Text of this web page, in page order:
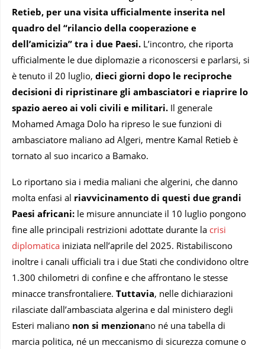
Retieb, per una visita ufficialmente inserita nel
quadro del “rilancio della cooperazione e
dell’amicizia” tra i due Paesi. L’incontro, che riporta
ufficialmente le due diplomazie a riconoscersi e parlarsi, si
è tenuto il 20 luglio, dieci giorni dopo le reciproche
decisioni di ripristinare gli ambasciatori e riaprire lo
spazio aereo ai voli civili e militari. Il generale
Mohamed Amaga Dolo ha ripreso le sue funzioni di
ambasciatore maliano ad Algeri, mentre Kamal Retieb è
tornato al suo incarico a Bamako.
Lo riportano sia i media maliani che algerini, che danno
molta enfasi al riavvicinamento di questi due grandi
Paesi africani: le misure annunciate il 10 luglio pongono
fine alle principali restrizioni adottate durante la crisi
diplomatica iniziata nell’aprile del 2025. Ristabiliscono
inoltre i canali ufficiali tra i due Stati che condividono oltre
1.300 chilometri di confine e che affrontano le stesse
minacce transfrontaliere. Tuttavia, nelle dichiarazioni
rilasciate dall’ambasciata algerina e dal ministero degli
Esteri maliano non si menzionano né una tabella di
marcia politica, né un meccanismo di sicurezza comune o